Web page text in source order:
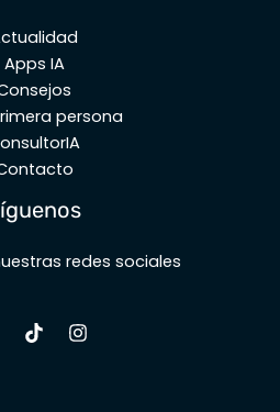
Apps IA
persona
redes sociales